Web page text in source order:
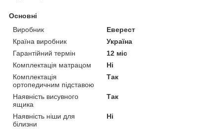
Основні
Виробник
Еверест
Країна виробник
Україна
Гарантійний термін
12 міс
Комплектація матрацом
Ні
Комплектація
ортопедичним підставою
Так
Наявність висувного
ящика
Так
Наявність ніши для
білизни
Ні